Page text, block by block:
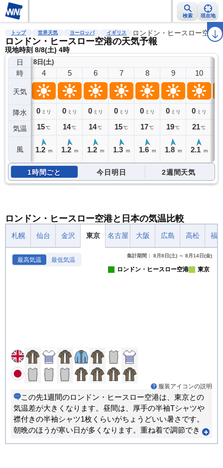
検索 現在地
雨雲レーダー 台風情報 地震情報 警報・注意報 2週間天気 ラ
トップ 世界天気 ヨーロッパ イギリス ロンドン・ヒースロー空港
ロンドン・ヒースロー空港の天気予報
現地時刻 8/8(土) 4時
日
時
天気
降水
気温
風
8日(土)
4
0 ミリ
15℃
1.2 m
5
0 ミリ
14℃
1.2 m
6
0 ミリ
14℃
1.2 m
7
0 ミリ
15℃
1.3 m
8
0 ミリ
17℃
1.6 m
9
0 ミリ
19℃
1.8 m
10
0 ミリ
21℃
2.1 m
1時間ごと 今日明日 2週間天気
ロンドン・ヒースロー空港と日本の気温比較
札幌 仙台 金沢 東京 名古屋 大阪 広島 高松 福
最高気温 最低気温
集計期間： 8月8日(土) ～ 8月14日(金)
ロンドン・ヒースロー空港 東京
服装アイコンの説明
この先1週間のロンドン・ヒースロー空港は、東京との
気温差が大きくなります。昼間は、厚手の半袖Tシャツや
襟付きの半袖シャツ1枚くらいがちょうどいい暑さです。
朝晩のほうが寒い日が多くなります。重ね着で調節でき